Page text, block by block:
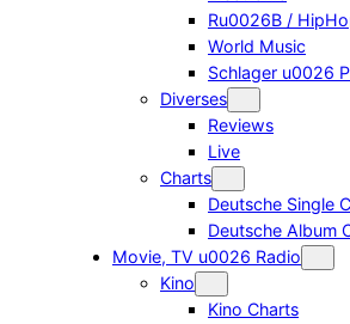
Ru0026B /
World Music
Schlager u0026
Diverses
Reviews
Live
Charts
Deutsche Single
Deutsche Album
Movie, TV u0026 Radio
Kino
Kino Charts